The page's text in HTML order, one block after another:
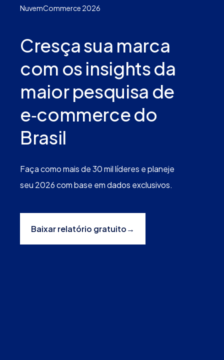
NuvemCommerce 2026
Cresça sua marca
com os insights da
maior pesquisa de
e‑commerce do
Brasil
Faça como mais de 30 mil líderes e planeje
seu 2026 com base em dados exclusivos.
Baixar relatório gratuito→